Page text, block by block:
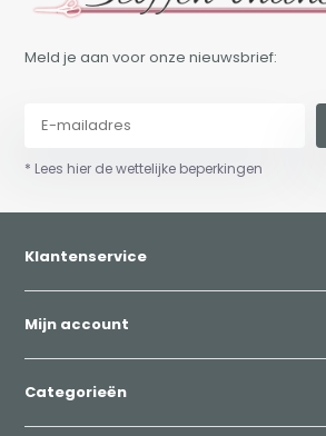
Meld je aan voor onze nieuwsbrief:
* Lees hier de wettelijke beperkingen
Klantenservice
Mijn account
Categorieën